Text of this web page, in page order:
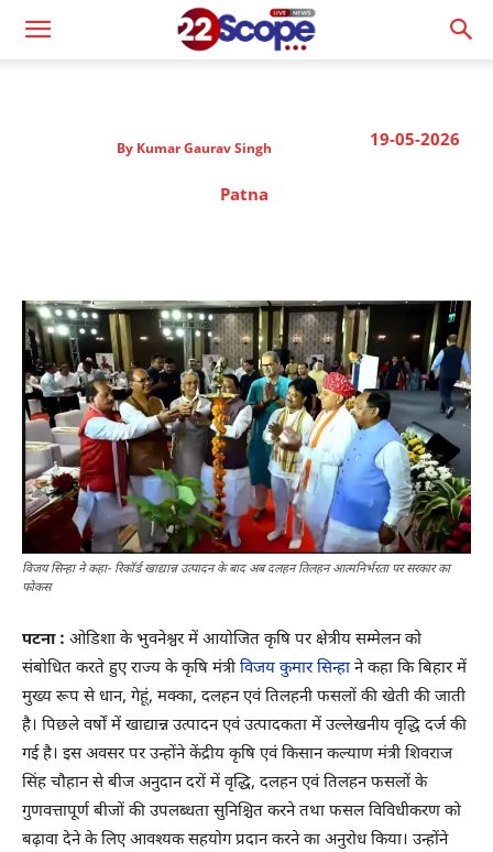
19-05-2026
By Kumar Gaurav Singh
Patna
विजय सिन्हा ने कहा- रिकॉर्ड खाद्यान्न उत्पादन के बाद अब दलहन तिलहन आत्मनिर्भरता पर सरकार का
फोकस
पटना : ओडिशा के भुवनेश्वर में आयोजित कृषि पर क्षेत्रीय सम्मेलन को
संबोधित करते हुए राज्य के कृषि मंत्री विजय कुमार सिन्हाने कहा कि बिहार में
मुख्य रूप से धान, गेहूं, मक्का, दलहन एवं तिलहनी फसलों की खेती की जाती
है। पिछले वर्षों में खाद्यान्न उत्पादन एवं उत्पादकता में उल्लेखनीय वृद्धि दर्ज की
गई है। इस अवसर पर उन्होंने केंद्रीय कृषि एवं किसान कल्याण मंत्री शिवराज
सिंह चौहान से बीज अनुदान दरों में वृद्धि, दलहन एवं तिलहन फसलों के
गुणवत्तापूर्ण बीजों की उपलब्धता सुनिश्चित करने तथा फसल विविधीकरण को
बढ़ावा देने के लिए आवश्यक सहयोग प्रदान करने का अनुरोध किया। उन्होंने